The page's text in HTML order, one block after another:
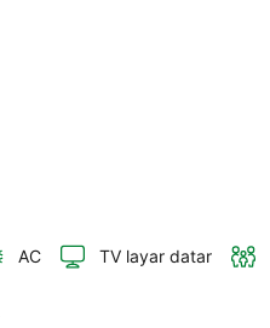
AC TV layar datar